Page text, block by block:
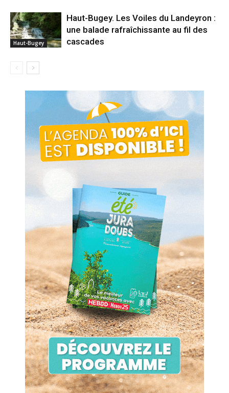
Haut-Bugey
Haut-Bugey. Les Voiles du Landeyron :
une balade rafraîchissante au fil des
cascades